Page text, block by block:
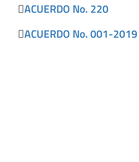
ACUERDO No. 220
ACUERDO No. 001-2019